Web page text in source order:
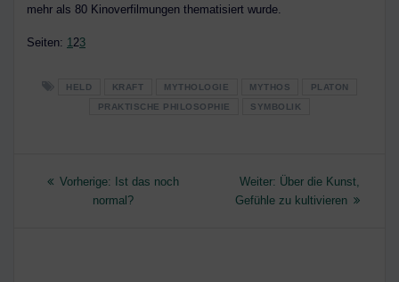
mehr als 80 Kinoverfilmungen thematisiert wurde.
Seiten: Seite
1 ,
Seite
2,
Seite
3
HELD KRAFT MYTHOLOGIE MYTHOS
PLATON
PRAKTISCHE PHILOSOPHIE
SYMBOLIK
Beitragsnavigation
Vorherige: Vorheriger
Beitrag:
Ist das noch
normal?
Weiter: Nächster
Beitrag:
Über die Kunst,
Gefühle zu kultivieren